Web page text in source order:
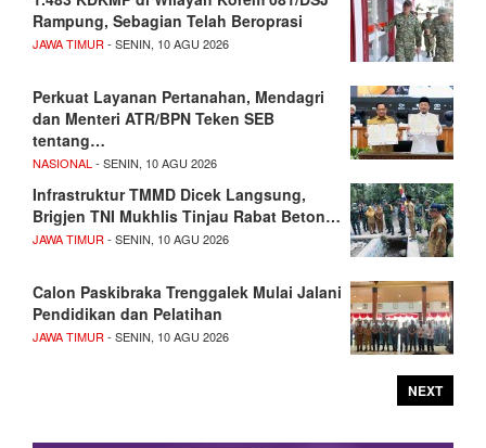
Rampung, Sebagian Telah Beroprasi
JAWA TIMUR - SENIN, 10 AGU 2026
Perkuat Layanan Pertanahan, Mendagri
dan Menteri ATR/BPN Teken SEB
tentang…
NASIONAL - SENIN, 10 AGU 2026
Infrastruktur TMMD Dicek Langsung,
Brigjen TNI Mukhlis Tinjau Rabat Beton…
JAWA TIMUR - SENIN, 10 AGU 2026
Calon Paskibraka Trenggalek Mulai Jalani
Pendidikan dan Pelatihan
JAWA TIMUR - SENIN, 10 AGU 2026
NEXT